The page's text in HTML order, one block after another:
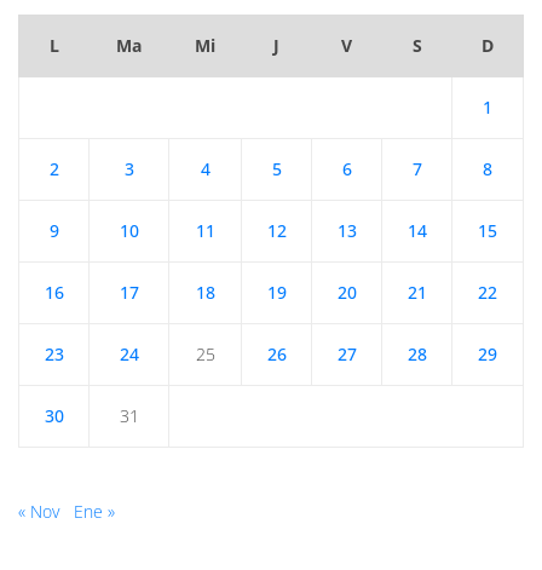
L Ma Mi J V S D
1
2 3 4 5 6 7 8
9 10 11 12 13 14 15
16 17 18 19 20 21 22
23 24 25 26 27 28 29
30 31
« Nov Ene »